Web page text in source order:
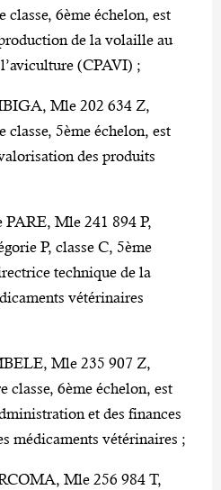
classe, 6ème échelon, est
de la volaille au
(CPAVI) ;
Mle 202 634 Z,
classe, 5ème échelon, est
des produits
Mle 241 894 P,
P, classe C, 5ème
technique de la
vétérinaires
Mle 235 907 Z,
classe, 6ème échelon, est
et des finances
médicaments vétérinaires ;
Mle 256 984 T,